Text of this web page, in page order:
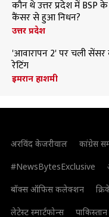
कौन थे उत्तर प्रदेश में BSP
कैंसर से हुआ निधन?
उत्तर प्रदेश
'आवारापन 2' पर चली सेंसर
रेटिंग
इमरान हाशमी
अरविंद केजरीवाल कांग्रेस
#NewsBytesExclusive
बॉक्स ऑफिस कलेक्शन
लेटेस्ट स्मार्टफोन्स